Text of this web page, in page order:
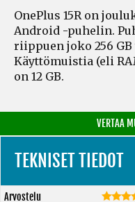
OnePlus 15R on
Android -puhelin.
riippuen joko 256 GB
Käyttömuistia (eli
on 12 GB.
VERTAA
TEKNISET TIEDOT
Arvostelu